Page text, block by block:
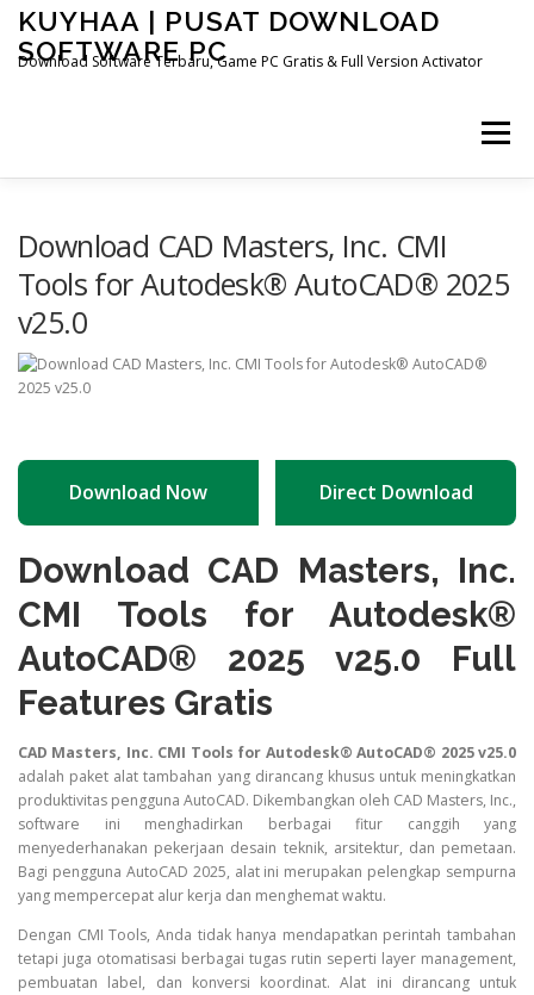
Skip
content
KUYHAA | PUSAT DOWNLOAD
SOFTWARE PC
Download Software Terbaru, Game PC Gratis & Full Version Activator
Menu
OTHER PAGES
Download CAD Masters, Inc. CMI
Tools for Autodesk® AutoCAD® 2025
v25.0
Download Now Direct Download
Download CAD Masters, Inc.
CMI Tools for Autodesk®
AutoCAD® 2025 v25.0 Full
Features Gratis
CAD Masters, Inc. CMI Tools for Autodesk® AutoCAD® 2025 v25.0
adalah paket alat tambahan yang dirancang khusus untuk meningkatkan
produktivitas pengguna AutoCAD. Dikembangkan oleh CAD Masters, Inc.,
software ini menghadirkan berbagai fitur canggih yang
menyederhanakan pekerjaan desain teknik, arsitektur, dan pemetaan.
Bagi pengguna AutoCAD 2025, alat ini merupakan pelengkap sempurna
yang mempercepat alur kerja dan menghemat waktu.
Dengan CMI Tools, Anda tidak hanya mendapatkan perintah tambahan
tetapi juga otomatisasi berbagai tugas rutin seperti layer management,
pembuatan label, dan konversi koordinat. Alat ini dirancang untuk